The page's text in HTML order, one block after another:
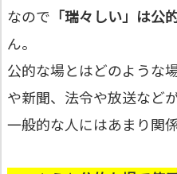
なので 「瑞々しい」は公
ん。
公的な場とはどのような
や新聞、法令や放送など
一般的な人にはあまり関